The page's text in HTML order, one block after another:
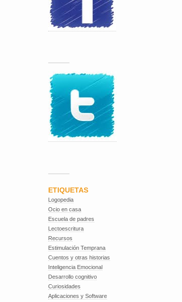
ETIQUETAS
Logopedia
Ocio en casa
Escuela de padres
Lectoescritura
Recursos
Estimulación Temprana
Cuentos y otras historias
Inteligencia Emocional
Desarrollo cognitivo
Curiosidades
Aplicaciones y Software